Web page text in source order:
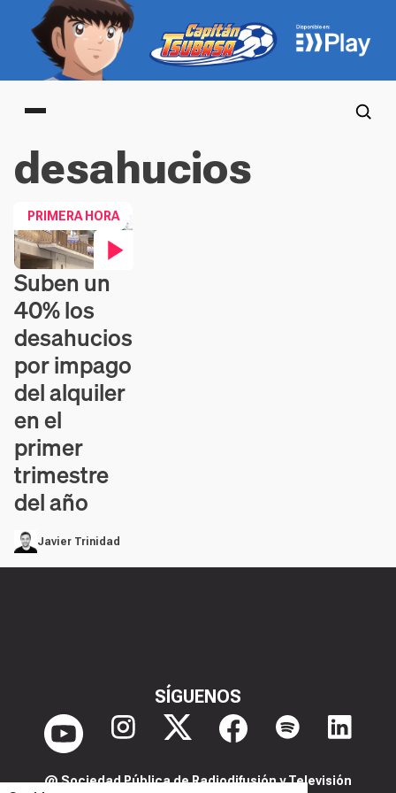
Main menu
desahucios
PRIMERA HORA
Contenido en vídeo
Suben un
40% los
desahucios
por impago
del alquiler
en el
primer
trimestre
del año
Javier Trinidad
SÍGUENOS
@ Sociedad Pública de Radiodifusión y Televisión